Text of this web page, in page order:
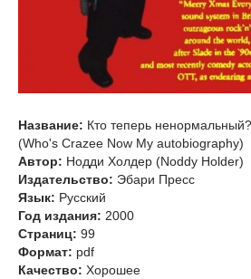
Название: Кто теперь
(Who's Crazee Now My autobiography)
Автор: Нодди Холдер (Noddy Holder)
Издательство: Эбари Пресс
Язык: Русский
Год издания: 2000
Страниц: 99
Формат: pdf
Качество: Хорошее